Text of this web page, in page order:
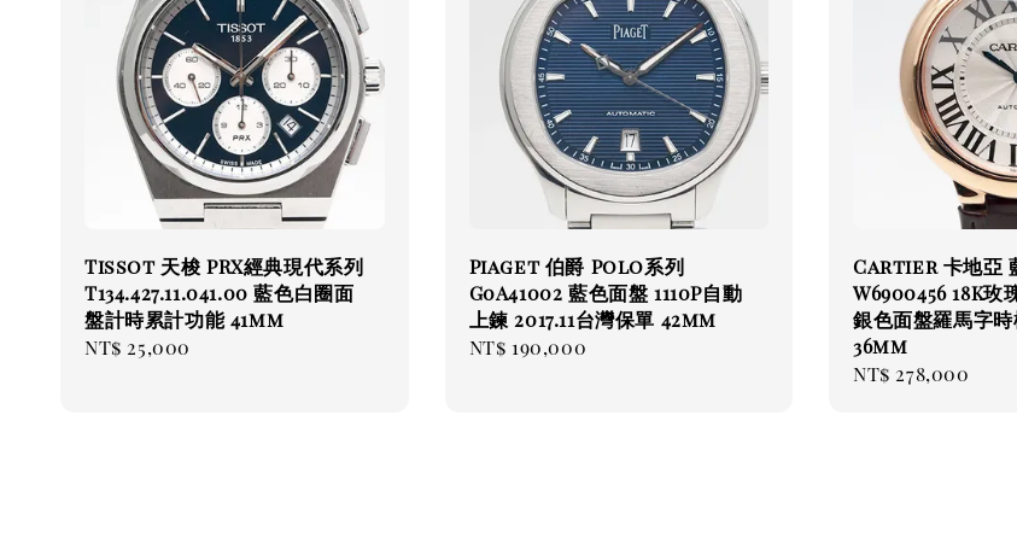
Tissot 天梭 PRX經典現代系列
T134.427.11.041.00 藍色白圈面
盤計時累計功能 41mm
Regular
NT$ 25,000
Piaget 伯爵 Polo系列
G0A41002 藍色面盤 1110P自動
上鍊 2017.11台灣保單 42mm
Regular
NT$ 190,000
Cartier 卡地亞
W6900456 18K玫
銀色面盤羅馬字
36mm
Regular
NT$ 278,000